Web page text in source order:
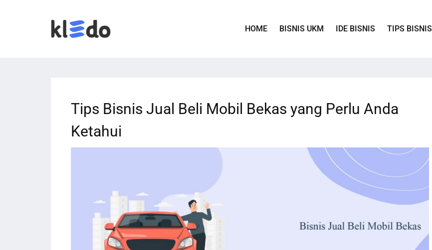
HOME BISNIS UKM IDE BISNIS TIPS BISNIS
Tips Bisnis Jual Beli Mobil Bekas yang Perlu Anda
Ketahui